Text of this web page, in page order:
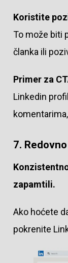
Koristite
To može biti
članka ili
Primer za
Linkedin
7.
zapamtili.
Ako hoćete
pokrenite